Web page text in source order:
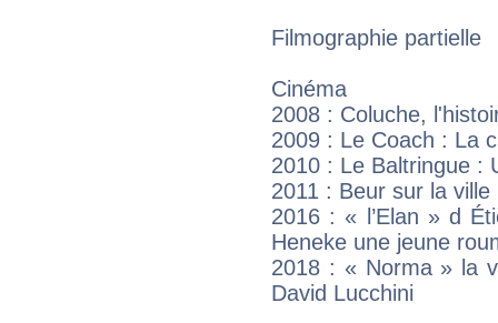
Filmographie partielle
Cinéma
2008 : Coluche,
2009 : Le Coach : La
2010 : Le Baltringue :
2011 : Beur sur la ville
2016 : « l’Elan » d
Heneke une jeune
2018 : « Norma » la
David Lucchini